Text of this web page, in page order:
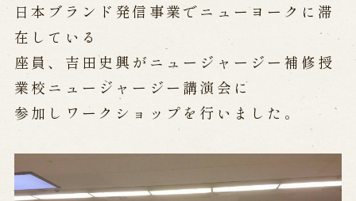
公演情報
公演カレンダー
開催中の公演
近日開催の公演
出張公演
海外旅行客向け特別公演「くにうみ」
日本ブランド発信事業でニューヨークに滞
在している
座員、吉田史興がニュージャージー補修授
業校ニュージャージー講演会に
参加しワークショップを行いました。